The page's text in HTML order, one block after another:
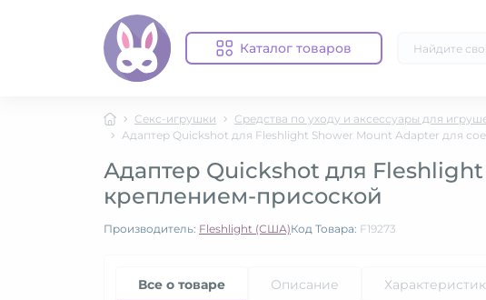
Каталог товаров
Секс-игрушки Средства по уходу и аксессуары для
Адаптер Quickshot для Fleshlight Shower Mount Adapter для
Адаптер Quickshot для
креплением-присоской
Производитель: Fleshlight (США)Код Товара: F19273
Все о товаре Описание